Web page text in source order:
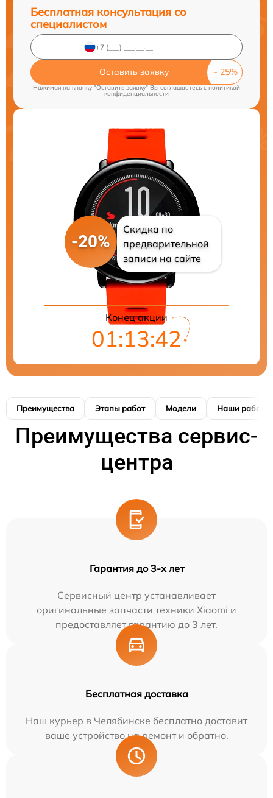
Бесплатная консультация со
специалистом
Оставить заявку
Нажимая на кнопку "Оставить заявку" Вы соглашаетесь cполитикой
конфиденциальности
-20%
Скидка по
предварительной
записи на сайте
Конец акции
01:13:41
Преимущества Этапы работ Модели Наши работы
Преимущества сервис-
центра
Гарантия до 3-х лет
Сервисный центр устанавливает
оригинальные запчасти техники Xiaomi и
предоставляет гарантию до 3 лет.
Бесплатная доставка
Наш курьер в Челябинске бесплатно доставит
ваше устройство на ремонт и обратно.